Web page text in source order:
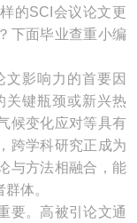
的SCI会议论文更
下面毕业查重小编
影响力的首要因
关键瓶颈或新兴热
候变化应对等具有
跨学科研究正成为
与方法相融合，能
体。
要。高被引论文通